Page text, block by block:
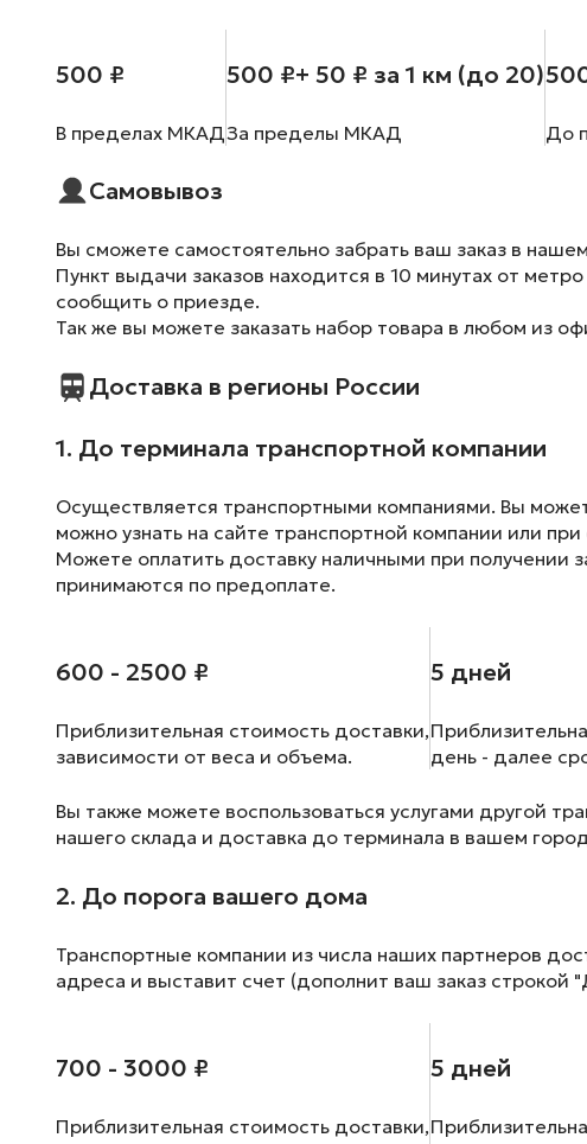
500 ₽
В пределах МКАД
500 ₽+ 50 ₽ за 1 км (до 20)
За пределы МКАД До
Самовывоз
Вы сможете самостоятельно забрать ваш заказ в
Пункт выдачи заказов находится в 10 минутах от
сообщить о приезде.
Так же вы можете заказать набор товара в любом из
Доставка в регионы России
1. До терминала транспортной компании
Осуществляется транспортными компаниями. Вы
можно узнать на сайте транспортной компании или
Можете оплатить доставку наличными при получении
принимаются по предоплате.
600 - 2500 ₽
Приблизительная стоимость доставки,
зависимости от веса и объема.
5 дней
день - далее
Вы также можете воспользоваться услугами другой
нашего склада и доставка до терминала в вашем
2. До порога вашего дома
Транспортные компании из числа наших партнеров
адреса и выставит счет (дополнит ваш заказ
700 - 3000 ₽
Приблизительная стоимость доставки,
5 дней